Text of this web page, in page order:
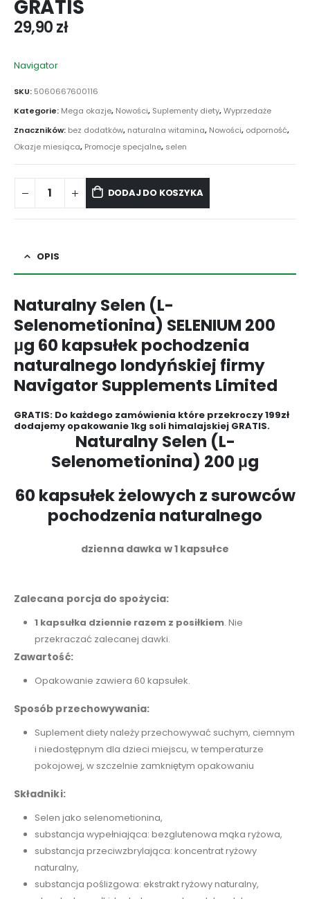
GRATIS
29,90zł
Navigator
SKU: 5060667600116
Kategorie: Mega okazje, Nowości, Suplementy diety,Wyprzedaże
Znaczników: bez dodatków, naturalna witamina, Nowości, odporność,
Okazje miesiąca, Promocje specjalne, selen
DODAJ DO KOSZYKA
OPIS
Naturalny Selen (L-
Selenometionina) SELENIUM 200
μg 60 kapsułek pochodzenia
naturalnego londyńskiej firmy
Navigator Supplements Limited
GRATIS: Do każdego zamówienia które przekroczy 199zł
dodajemy opakowanie 1kg soli himalajskiej GRATIS.
Naturalny Selen (L-
Selenometionina) 200 μg
60 kapsułek żelowych z surowców
pochodzenia naturalnego
dzienna dawka w 1 kapsułce
Zalecana porcja do spożycia:
1 kapsułka dziennie razem z posiłkiem. Nie
przekraczać zalecanej dawki.
Zawartość:
Opakowanie zawiera 60 kapsułek.
Sposób przechowywania:
Suplement diety należy przechowywać suchym, ciemnym
i niedostępnym dla dzieci miejscu, w temperaturze
pokojowej, w szczelnie zamkniętym opakowaniu
Składniki:
Selen jako selenometionina,
substancja wypełniająca: bezglutenowa mąka ryżowa,
substancja przeciwzbrylająca: koncentrat ryżowy
naturalny,
substancja poślizgowa: ekstrakt ryżowy naturalny,